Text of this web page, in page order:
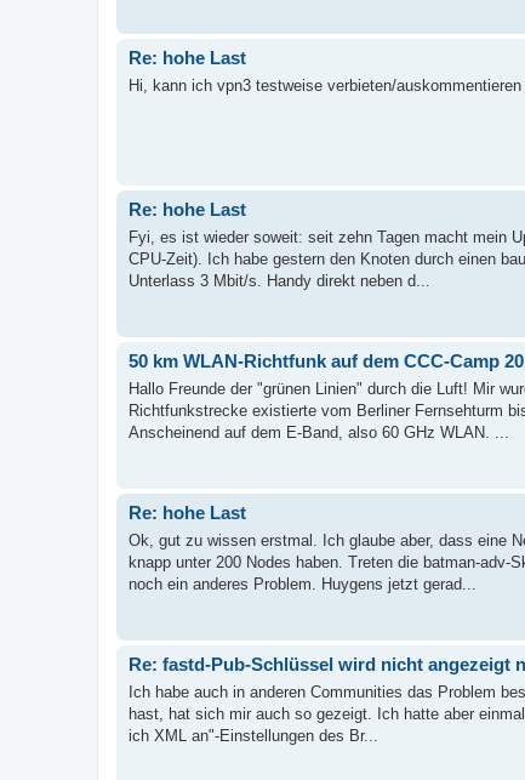
Re: hohe Last
Hi, kann ich vpn3 testweise verbieten/
Re: hohe Last
Fyi, es ist wieder soweit: seit zehn Tagen macht mein
CPU-Zeit). Ich habe gestern den Knoten durch einen
Unterlass 3 Mbit/s. Handy direkt neben d...
50 km WLAN-Richtfunk auf dem CCC-Camp
Hallo Freunde der "grünen Linien" durch die Luft! Mir
Richtfunkstrecke existierte vom Berliner Fernsehturm
Anscheinend auf dem E-Band, also 60 GHz WLAN. ...
Re: hohe Last
Ok, gut zu wissen erstmal. Ich glaube aber, dass eine
knapp unter 200 Nodes haben. Treten die batman-
noch ein anderes Problem. Huygens jetzt gerad...
Re: fastd-Pub-Schlüssel wird nicht angezeigt
Ich habe auch in anderen Communities das Problem
hast, hat sich mir auch so gezeigt. Ich hatte aber
ich XML an"-Einstellungen des Br...